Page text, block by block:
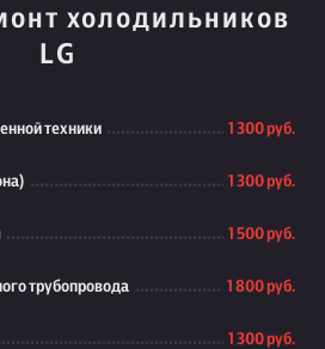
холодильников
LG
техники 1 300 руб.
1 300 руб.
1 500 руб.
трубопровода 1 800 руб.
1 300 руб.